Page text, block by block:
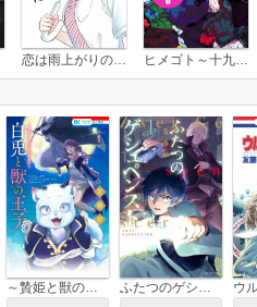
恋は雨上がりのように ヒメゴト～十九歳の制服～
～贄姫と獣の王 スピンオフ～ 白兎と獣の王子 ふたつのゲシュペンスト